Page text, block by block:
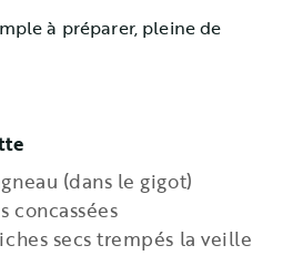
à préparer, pleine de
(dans le gigot)
concassées
secs trempés la veille